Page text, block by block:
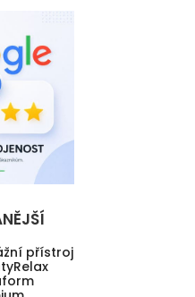
přístroj